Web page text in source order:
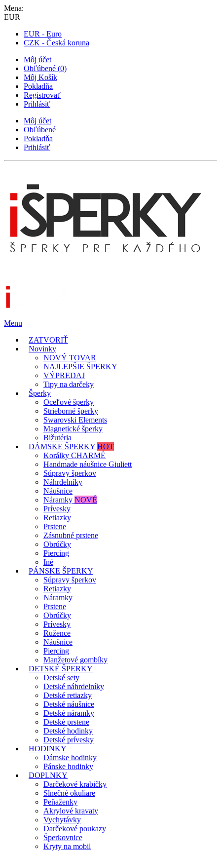
Mena:
EUR
EUR - Euro
CZK - Česká koruna
Môj účet
Obľúbené (0)
Môj Košík
Pokladňa
Registrovať
Prihlásiť
Môj účet
Obľúbené
Pokladňa
Prihlásiť
Menu
ZATVORIŤ
Novinky
NOVÝ TOVAR
NAJLEPŠIE ŠPERKY
VÝPREDAJ
Tipy na darčeky
Šperky
Oceľové šperky
Strieborné šperky
Swarovski Elements
Magnetické šperky
Bižutéria
DÁMSKE ŠPERKY HOT
Korálky CHARMÉ
Handmade náušnice Giuliett
Súpravy šperkov
Náhrdelníky
Náušnice
Náramky NOVÉ
Prívesky
Retiazky
Prstene
Zásnubné prstene
Obrúčky
Piercing
Iné
PÁNSKE ŠPERKY
Súpravy šperkov
Retiazky
Náramky
Prstene
Obrúčky
Prívesky
Ružence
Náušnice
Piercing
Manžetové gombíky
DETSKÉ ŠPERKY
Detské sety
Detské náhrdelníky
Detské retiazky
Detské náušnice
Detské náramky
Detské prstene
Detské hodinky
Detské prívesky
HODINKY
Dámske hodinky
Pánske hodinky
DOPLNKY
Darčekové krabičky
Slnečné okuliare
Peňaženky
Akrylové kravaty
Vychytávky
Darčekové poukazy
Šperkovnice
Kryty na mobil